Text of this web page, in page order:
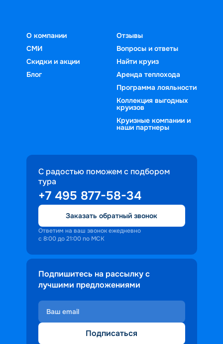
О компании
СМИ
Скидки и акции
Блог
Отзывы
Вопросы и ответы
Найти круиз
Аренда теплохода
Программа лояльности
Коллекция выгодных
круизов
Круизные компании и
наши партнеры
С радостью поможем с подбором
тура
+7 495 877-58-34
Заказать обратный звонок
Ответим на ваш звонок ежедневно
с 8:00 до 21:00 по МСК
Подпишитесь на рассылку с
лучшими предложениями
Подписаться